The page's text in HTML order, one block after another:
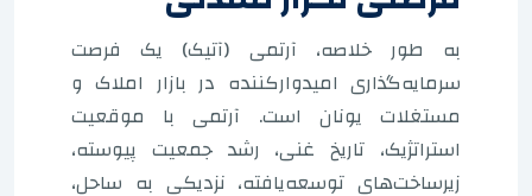
به طور خلاصه، آرتمی (آتیک) یک فرصت
سرمایه‌گذاری امیدوارکننده در بازار املاک و
مستغلات یونان است. آرتمی با موقعیت
استراتژیک، تاریخ غنی، رشد جمعیت پیوسته،
زیرساخت‌های توسعه‌یافته، نزدیکی به ساحل،